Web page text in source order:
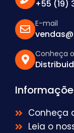
+55 (19)
E-mail
Conheça
Conheça
Leia o